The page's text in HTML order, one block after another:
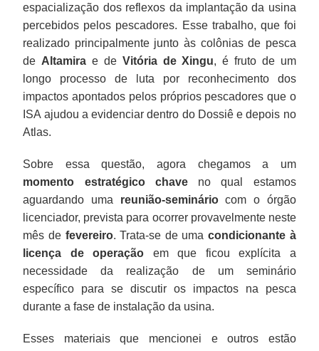
espacialização dos reflexos da implantação da usina
percebidos pelos pescadores. Esse trabalho, que foi
realizado principalmente junto às colônias de pesca
de Altamira e de Vitória de Xingu, é fruto de um
longo processo de luta por reconhecimento dos
impactos apontados pelos próprios pescadores que o
ISA ajudou a evidenciar dentro do Dossiê e depois no
Atlas.
Sobre essa questão, agora chegamos a um
momento estratégico chaveno qual estamos
aguardando uma reunião-semináriocom o órgão
licenciador, prevista para ocorrer provavelmente neste
mês de fevereiro. Trata-se de umacondicionante à
licença de operação em que ficou explícita a
necessidade da realização de um seminário
específico para se discutir os impactos na pesca
durante a fase de instalação da usina.
Esses materiais que mencionei e outros estão